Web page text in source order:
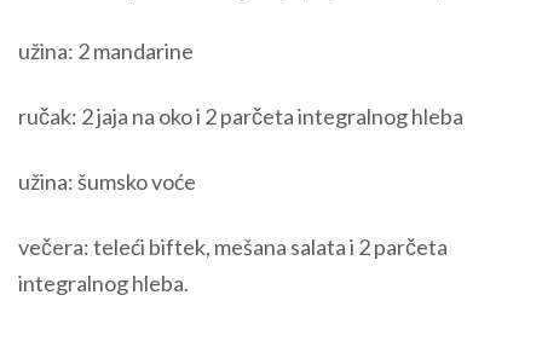
užina: 2 mandarine
ručak: 2 jaja na oko i 2 parčeta integralnog hleba
užina: šumsko voće
večera: teleći biftek, mešana salata i 2 parčeta
integralnog hleba.